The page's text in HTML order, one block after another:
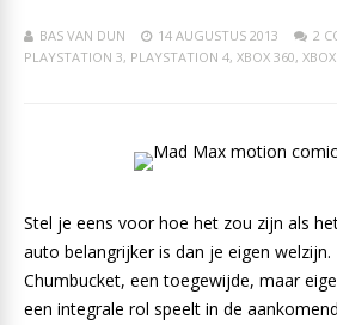
BAS VAN DUN 14 AUGUSTUS 2013 2
PLAYSTATION 3, PLAYSTATION 4, XBOX 360,
Stel je eens voor hoe het zou zijn als
auto belangrijker is dan je eigen
Chumbucket, een toegewijde, maar
een integrale rol speelt in de